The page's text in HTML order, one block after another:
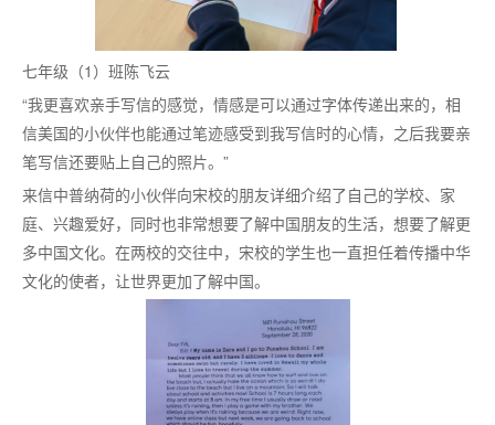
七年级（1）班陈飞云
“我更喜欢亲手写信的感觉，情感是可以通过字体传递出来的，相
信美国的小伙伴也能通过笔迹感受到我写信时的心情，之后我要亲
笔写信还要贴上自己的照片。”
来信中普纳荷的小伙伴向宋校的朋友详细介绍了自己的学校、家
庭、兴趣爱好，同时也非常想要了解中国朋友的生活，想要了解更
多中国文化。在两校的交往中，宋校的学生也一直担任着传播中华
文化的使者，让世界更加了解中国。